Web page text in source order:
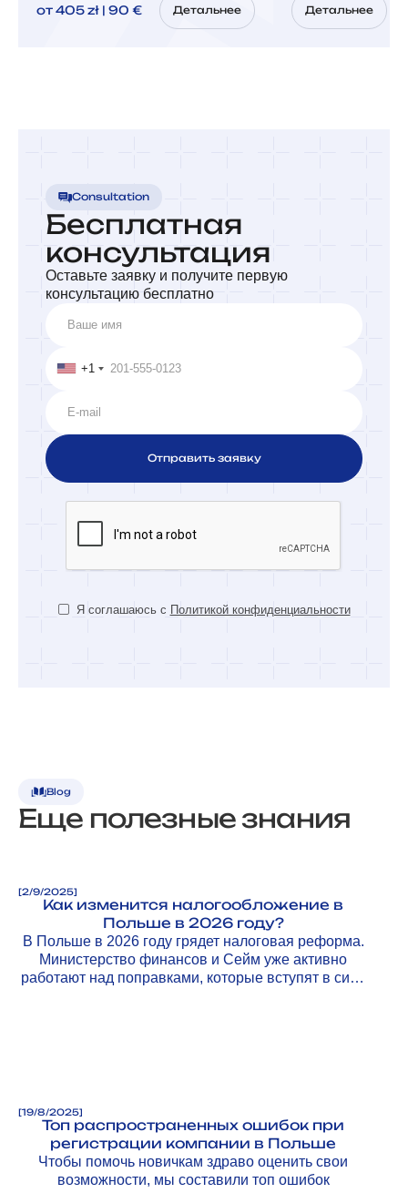
от 405 zł | 90 € Детальнее Детальнее
Consultation
Бесплатная
консультация
Оставьте заявку и получите первую
консультацию бесплатно
+1
Я соглашаюсь с Политикой конфиденциальности
Blog
Еще полезные знания
[2/9/2025]
Как изменится налогообложение в
Польше в 2026 году?
В Польше в 2026 году грядет налоговая реформа.
Министерство финансов и Сейм уже активно
работают над поправками, которые вступят в силу
[19/8/2025]
Топ распространенных ошибок при
регистрации компании в Польше
Чтобы помочь новичкам здраво оценить свои
возможности, мы составили топ ошибок